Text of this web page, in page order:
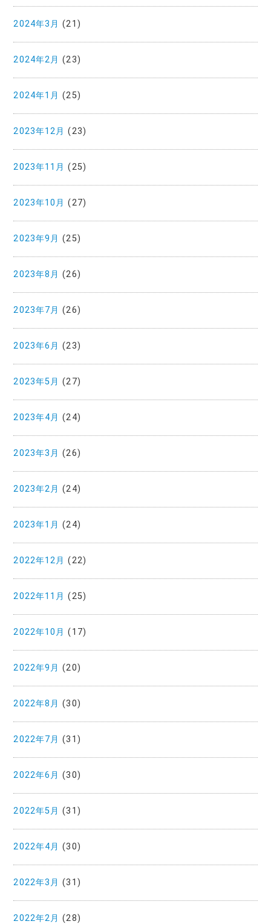
2024年3月 (21)
2024年2月 (23)
2024年1月 (25)
2023年12月 (23)
2023年11月 (25)
2023年10月 (27)
2023年9月 (25)
2023年8月 (26)
2023年7月 (26)
2023年6月 (23)
2023年5月 (27)
2023年4月 (24)
2023年3月 (26)
2023年2月 (24)
2023年1月 (24)
2022年12月 (22)
2022年11月 (25)
2022年10月 (17)
2022年9月 (20)
2022年8月 (30)
2022年7月 (31)
2022年6月 (30)
2022年5月 (31)
2022年4月 (30)
2022年3月 (31)
2022年2月 (28)